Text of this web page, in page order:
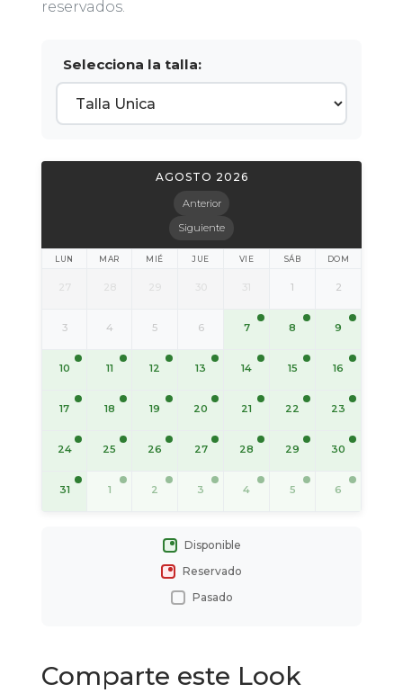
reservados.
Selecciona la talla:
Anterior
AGOSTO 2026
Siguiente
LUN MAR MIÉ JUE VIE SÁB DOM
27 28 29 30 31 1 2
3 4 5 6 7 8 9
10 11 12 13 14 15 16
17 18 19 20 21 22 23
24 25 26 27 28 29 30
31 1 2 3 4 5 6
Disponible
Reservado
Pasado
Comparte este Look